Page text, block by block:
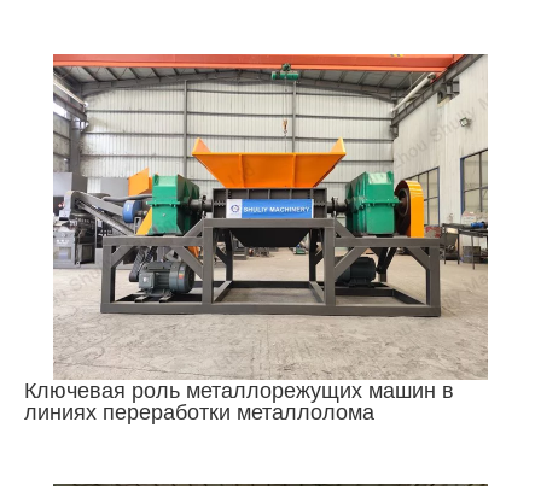
Ключевая роль металлорежущих машин в
линиях переработки металлолома